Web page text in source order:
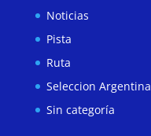
Noticias
Pista
Ruta
Seleccion Argentina
Sin categoría